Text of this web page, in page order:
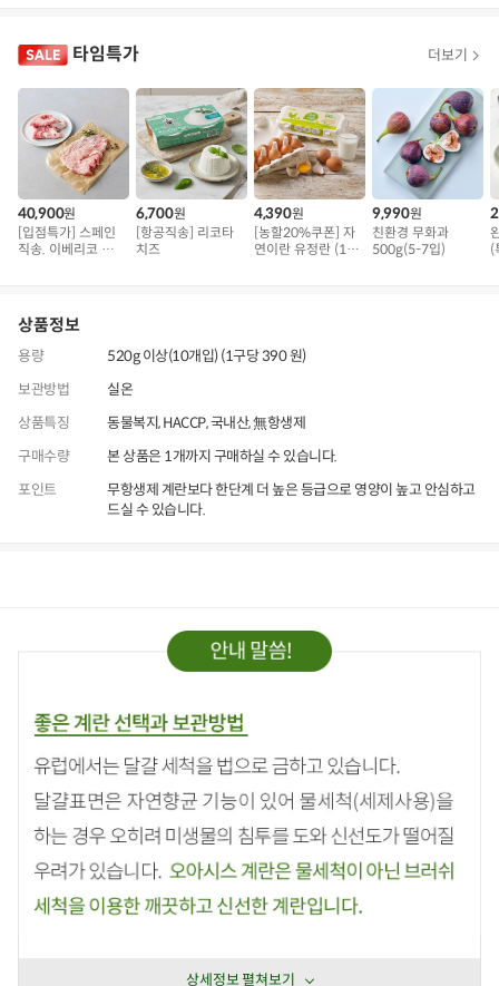
타임특가 더보기
40,900원
[입점특가] 스페인
직송. 이베리코 삼
6,700원
[항공직송] 리코타
치즈
4,390원
[농할20%쿠폰] 자
연이란 유정란 (10
9,990원
친환경 무화과
500g(5-7입)
(
상품정보
용량
520g 이상(10개입) (1구당 390 원)
보관방법
실온
상품특징
동물복지, HACCP, 국내산, 無항생제
구매수량
본 상품은 1개까지 구매하실 수 있습니다.
포인트
무항생제 계란보다 한단계 더 높은 등급으로 영양이 높고 안심하고
드실 수 있습니다.
품
상세정보 펼쳐보기